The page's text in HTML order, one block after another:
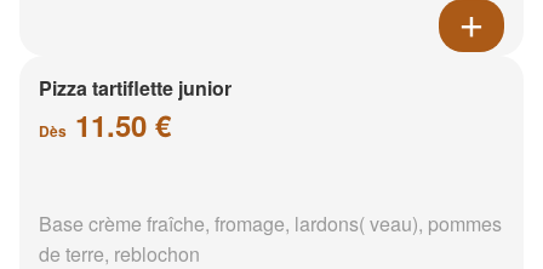
Pizza tartiflette junior
Dès 11.50 €
Base crème fraîche, fromage, lardons( veau), pommes
de terre, reblochon